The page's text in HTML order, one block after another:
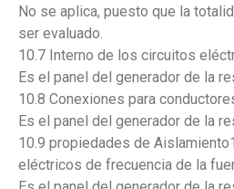
No se aplica, puesto que la
ser evaluado.
10.7 Interno de los circuitos
Es el panel del generador de la
10.8 Conexiones para
Es el panel del generador de la
10.9 propiedades de
eléctricos de frecuencia de la